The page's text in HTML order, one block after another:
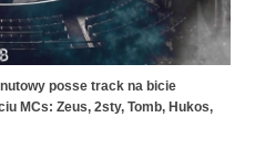
posse track na bicie
MCs: Zeus, 2sty, Tomb, Hukos,